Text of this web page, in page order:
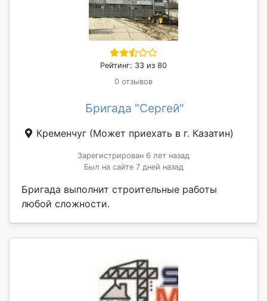
Рейтинг: 33 из 80
0 отзывов
Бригада "Сергей"
Кременчуг (Может приехать в г. Казатин)
Зарегистрирован 6 лет назад
Был на сайте 7 дней назад
Бригада выполнит строительные работы
любой сложности.